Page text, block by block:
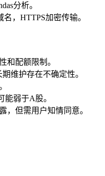
分析。
，HTTPS加密传输。
和配额限制。
维护存在不确定性。
弱于A股。
，但需用户知情同意。